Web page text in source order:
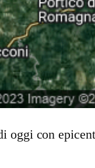
oggi con